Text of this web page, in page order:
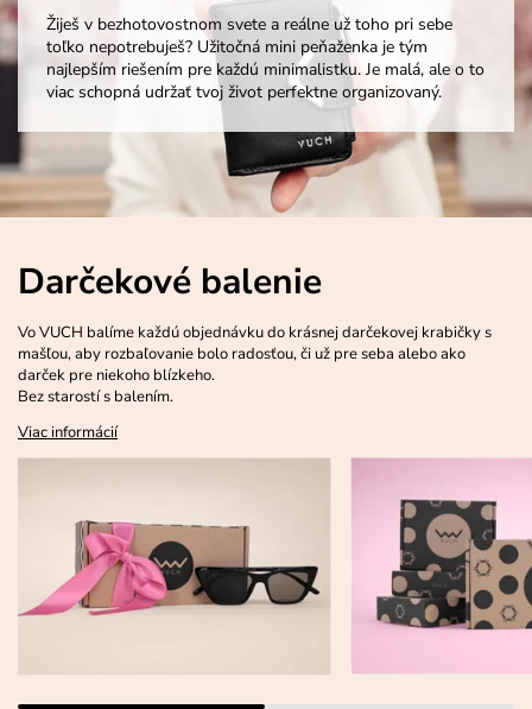
Žiješ v bezhotovostnom svete a reálne už toho pri sebe
toľko nepotrebuješ? Užitočná mini peňaženka je tým
najlepším riešením pre každú minimalistku. Je malá, ale o to
viac schopná udržať tvoj život perfektne organizovaný.
Darčekové balenie
Vo VUCH balíme každú objednávku do krásnej darčekovej krabičky s
mašľou, aby rozbaľovanie bolo radosťou, či už pre seba alebo ako
darček pre niekoho blízkeho.
Bez starostí s balením.
Viac informácií